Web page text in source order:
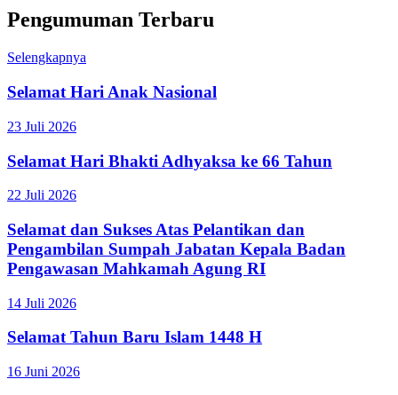
Pengumuman Terbaru
Selengkapnya
Selamat Hari Anak Nasional
23 Juli 2026
Selamat Hari Bhakti Adhyaksa ke 66 Tahun
22 Juli 2026
Selamat dan Sukses Atas Pelantikan dan
Pengambilan Sumpah Jabatan Kepala Badan
Pengawasan Mahkamah Agung RI
14 Juli 2026
Selamat Tahun Baru Islam 1448 H
16 Juni 2026